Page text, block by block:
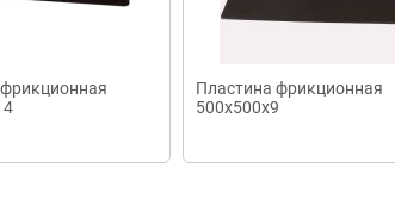
Пластина фрикционная
500х500х9